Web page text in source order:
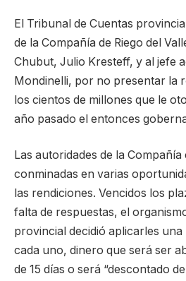
El Tribunal de Cuentas
de la Compañía de Riego del
Chubut, Julio Kresteff, y al jefe
Mondinelli, por no presentar la
los cientos de millones que le
año pasado el entonces
Las autoridades de la Compañía
conminadas en varias
las rendiciones. Vencidos los
falta de respuestas, el
provincial decidió aplicarles una
cada uno, dinero que será ser
de 15 días o será “descontado